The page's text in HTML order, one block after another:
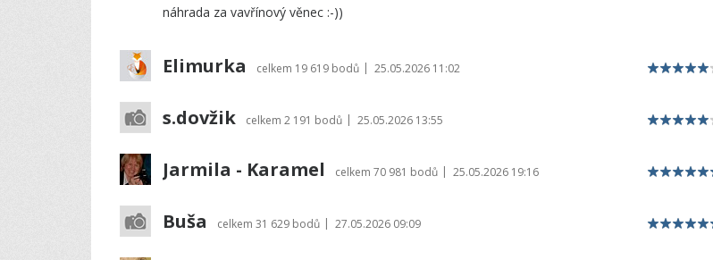
náhrada za vavřínový věnec :-))
Elimurka celkem 19 619 bodů | 25.05.2026 11:02
s.dovžik celkem 2 191 bodů | 25.05.2026 13:55
Jarmila - Karamel celkem 70 981 bodů | 25.05.2026 19:16
Buša celkem 31 629 bodů | 27.05.2026 09:09